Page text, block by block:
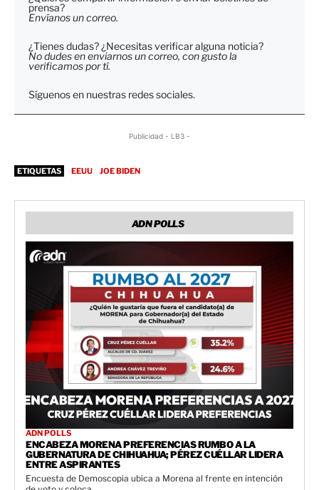
prensa?
Envíanos un correo.
¿Tienes dudas? ¿Necesitas verificar alguna noticia?
No dudes en enviarnos un correo, con gusto la
verificamos por tí.
Síguenos en nuestras redes sociales.
Publicidad - LB3 -
ETIQUETAS EEUU JOE BIDEN
ADN POLLS
ADN POLLS
ENCABEZA MORENA PREFERENCIAS RUMBO A LA
GUBERNATURA DE CHIHUAHUA; PÉREZ CUÉLLAR LIDERA
ENTRE ASPIRANTES
Encuesta de Demoscopia ubica a Morena al frente en intención